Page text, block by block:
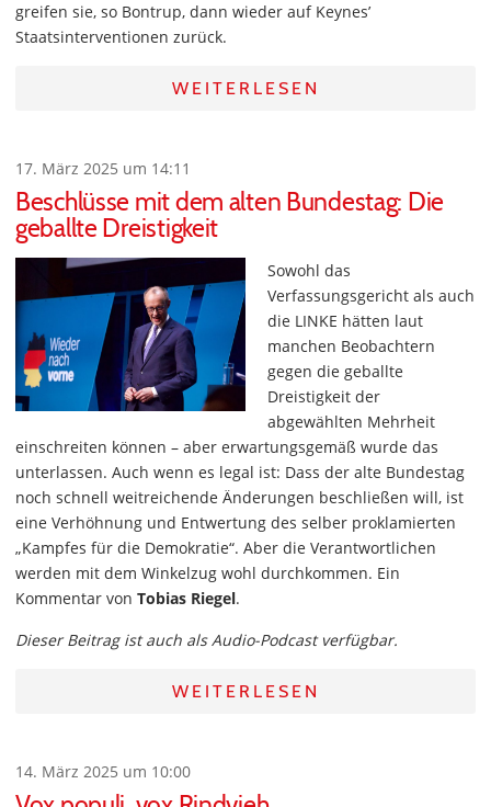
greifen sie, so Bontrup, dann wieder auf Keynes’
Staatsinterventionen zurück.
WEITERLESEN
17. März 2025 um 14:11
Beschlüsse mit dem alten Bundestag: Die
geballte Dreistigkeit
Sowohl das
Verfassungsgericht als auch
die LINKE hätten laut
manchen Beobachtern
gegen die geballte
Dreistigkeit der
abgewählten Mehrheit
einschreiten können – aber erwartungsgemäß wurde das
unterlassen. Auch wenn es legal ist: Dass der alte Bundestag
noch schnell weitreichende Änderungen beschließen will, ist
eine Verhöhnung und Entwertung des selber proklamierten
„Kampfes für die Demokratie“. Aber die Verantwortlichen
werden mit dem Winkelzug wohl durchkommen. Ein
Kommentar von Tobias Riegel.
Dieser Beitrag ist auch als Audio-Podcast verfügbar.
WEITERLESEN
14. März 2025 um 10:00